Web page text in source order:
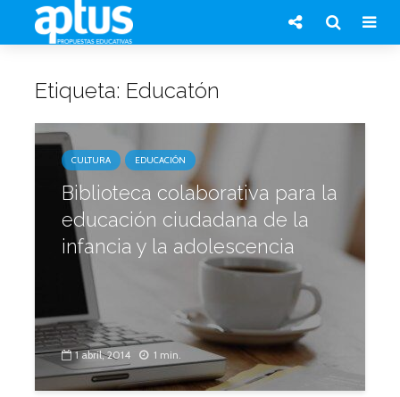
Etiqueta: Educatón
CULTURA EDUCACIÓN
Biblioteca colaborativa para la
educación ciudadana de la
infancia y la adolescencia
1 abril, 2014 1 min.